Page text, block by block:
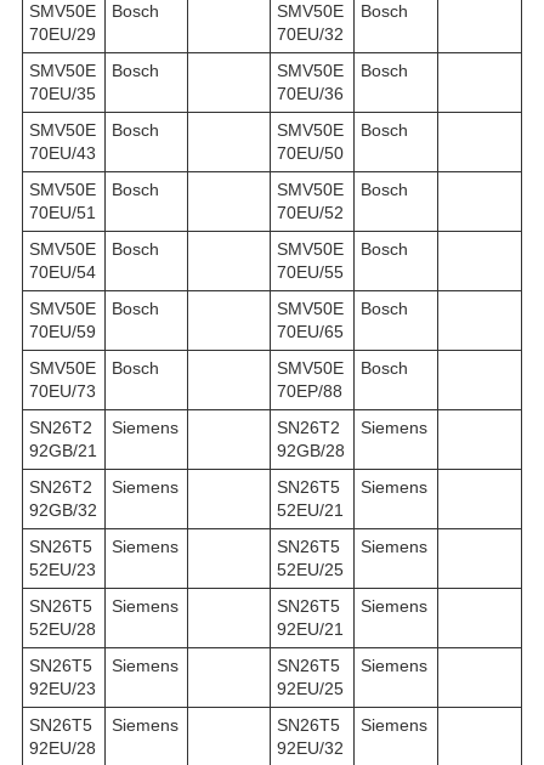
SMV50E
70EU/29
Bosch
SMV50E
70EU/32
Bosch
SMV50E
70EU/35
Bosch
SMV50E
70EU/36
Bosch
SMV50E
70EU/43
Bosch
SMV50E
70EU/50
Bosch
SMV50E
70EU/51
Bosch
SMV50E
70EU/52
Bosch
SMV50E
70EU/54
Bosch
SMV50E
70EU/55
Bosch
SMV50E
70EU/59
Bosch
SMV50E
70EU/65
Bosch
SMV50E
70EU/73
Bosch
SMV50E
70EP/88
Bosch
SN26T2
92GB/21
Siemens
SN26T2
92GB/28
Siemens
SN26T2
92GB/32
Siemens
SN26T5
52EU/21
Siemens
SN26T5
52EU/23
Siemens
SN26T5
52EU/25
Siemens
SN26T5
52EU/28
Siemens
SN26T5
92EU/21
Siemens
SN26T5
92EU/23
Siemens
SN26T5
92EU/25
Siemens
SN26T5
92EU/28
Siemens
SN26T5
92EU/32
Siemens